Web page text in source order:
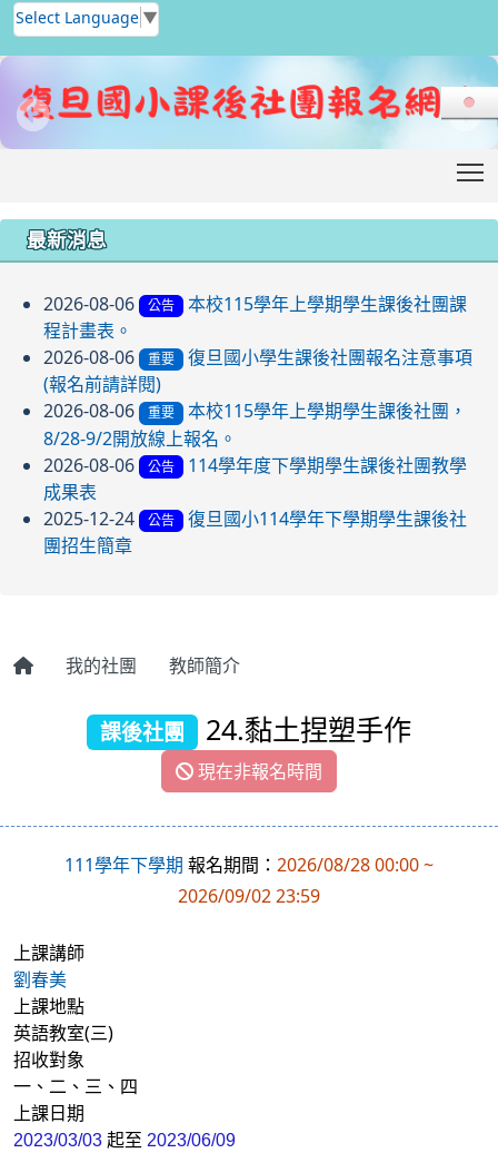
Select Language ▼
最新消息
2026-08-06 公告
本校115學年上學期學生課後社團課
程計畫表。
2026-08-06
重要
復旦國小學生課後社團報名注意事項
(報名前請詳閱)
2026-08-06
重要
本校115學年上學期學生課後社團，
8/28-9/2開放線上報名。
2026-08-06
公告
114學年度下學期學生課後社團教學
成果表
2025-12-24
公告
復旦國小114學年下學期學生課後社
團招生簡章
我的社團 教師簡介
課後社團 24.黏土捏塑手作
現在非報名時間
111學年下學期 報名期間： 2026/08/28 00:00 ~
2026/09/02 23:59
上課講師
劉春美
上課地點
英語教室(三)
招收對象
一、二、三、四
上課日期
2023/03/03 起至 2023/06/09